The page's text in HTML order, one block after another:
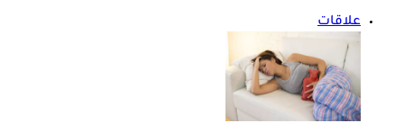
علاقات